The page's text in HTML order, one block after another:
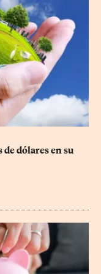
dólares en su